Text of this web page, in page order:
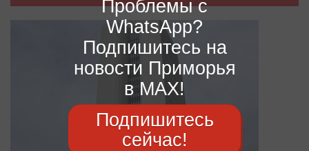
Проблемы с
WhatsApp?
Подпишитесь на
новости Приморья
в MAX!
Подпишитесь
сейчас!